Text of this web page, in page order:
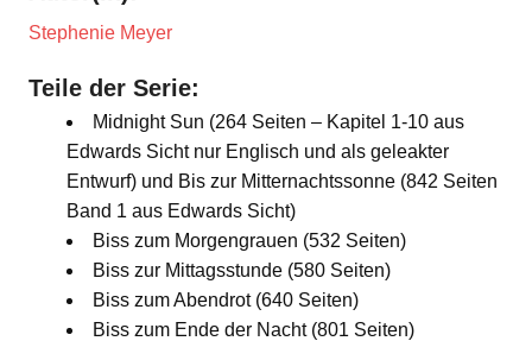
Stephenie Meyer
Teile der Serie:
Midnight Sun (264 Seiten – Kapitel 1-10 aus
Edwards Sicht nur Englisch und als geleakter
Entwurf) und Bis zur Mitternachtssonne (842 Seiten
Band 1 aus Edwards Sicht)
Biss zum Morgengrauen (532 Seiten)
Biss zur Mittagsstunde (580 Seiten)
Biss zum Abendrot (640 Seiten)
Biss zum Ende der Nacht (801 Seiten)